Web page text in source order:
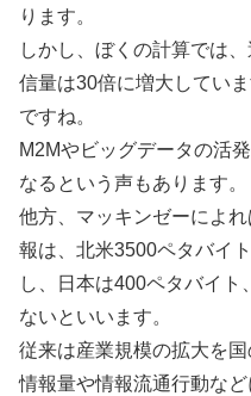
ります。
しかし、ぼくの計算では
信量は30倍に増大してい
ですね。
M2Mやビッグデータの活
なるという声もあります。
他方、マッキンゼーによ
報は、北米3500ペタバイ
し、日本は400ペタバイ
ないといいます。
従来は産業規模の拡大を
情報量や情報流通行動な